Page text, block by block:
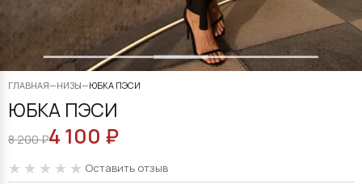
ГЛАВНАЯ—НИЗЫ—ЮБКА ПЭСИ
ЮБКА ПЭСИ
8 200₽
ПЕРВОНАЧАЛЬНАЯ
ЦЕНА
4 100 ₽
ТЕКУЩАЯ
ЦЕНА:
Оставить отзыв